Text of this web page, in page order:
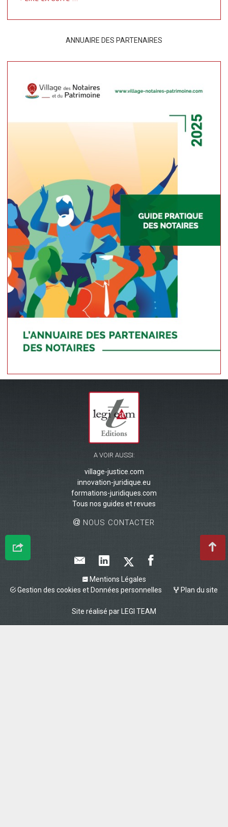
ANNUAIRE DES PARTENAIRES
A VOIR AUSSI:
village-justice.com
innovation-juridique.eu
formations-juridiques.com
Tous nos guides et revues
NOUS CONTACTER
Mentions Légales
Gestion des cookies et Données personnelles
Plan du site
Site réalisé par LEGI TEAM